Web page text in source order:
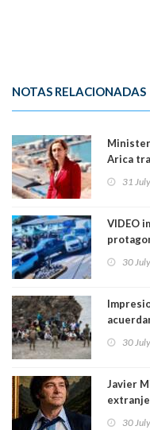
NOTAS RELACIONADAS
Arica
Ya son
31
VIDEO
30
30
Javier
30